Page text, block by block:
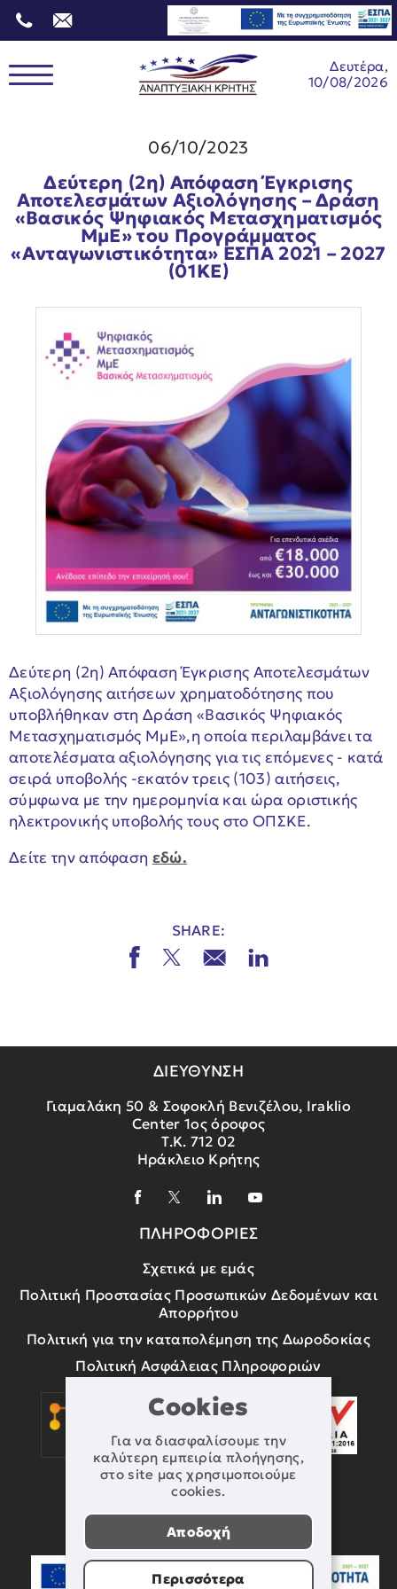
Cookies
Για να διασφαλίσουμε την
καλύτερη εμπειρία πλοήγησης,
στο site μας χρησιμοποιούμε
cookies.
Αποδοχή
Περισσότερα
Δευτέρα,
10/08/2026
06/10/2023
Δεύτερη (2η) Απόφαση Έγκρισης
Αποτελεσμάτων Αξιολόγησης – Δράση
«Βασικός Ψηφιακός Μετασχηματισμός
ΜμΕ» του Προγράμματος
«Ανταγωνιστικότητα» ΕΣΠΑ 2021 – 2027
(01ΚΕ)
Δεύτερη (2η) Απόφαση Έγκρισης Αποτελεσμάτων
Αξιολόγησης αιτήσεων χρηματοδότησης που
υποβλήθηκαν στη Δράση «Βασικός Ψηφιακός
Μετασχηματισμός ΜμΕ»,η οποία περιλαμβάνει τα
αποτελέσματα αξιολόγησης για τις επόμενες - κατά
σειρά υποβολής -εκατόν τρεις (103) αιτήσεις,
σύμφωνα με την ημερομηνία και ώρα οριστικής
ηλεκτρονικής υποβολής τους στο ΟΠΣΚΕ.
Δείτε την απόφαση εδώ.
SHARE:
ΔΙΕΥΘΥΝΣΗ
Γιαμαλάκη 50 & Σοφοκλή Βενιζέλου, Iraklio
Center 1ος όροφος
Τ.Κ. 712 02
Ηράκλειο Κρήτης
ΠΛΗΡΟΦΟΡΙΕΣ
Σχετικά με εμάς
Πολιτική Προστασίας Προσωπικών Δεδομένων και
Απορρήτου
Πολιτική για την καταπολέμηση της Δωροδοκίας
Πολιτική Ασφάλειας Πληροφοριών